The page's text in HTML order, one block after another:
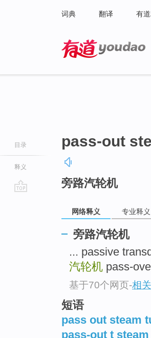
词典 翻译 有
目录
释义
pass-out
旁路汽轮机
网络释义 专业释义
旁路汽轮机
... passive
汽轮机 pass-
基于70个网页-相
短语
pass out steam
pass-out t